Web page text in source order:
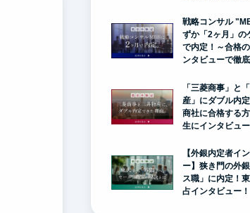
戦略コンサル
ずか「2ヶ月」の
で内定！～合格
ンタビューで徹
「三菱商事」と
産」にダブル内
商社に合格する
生にインタビュ
【外銀内定者イ
ー】狭き門の外
ス職」に内定！
占インタビュー！